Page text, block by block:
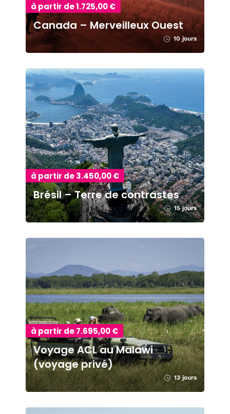
à partir de 1.725,00 €
Canada – Merveilleux Ouest
10 jours
à partir de 3.450,00 €
Brésil – Terre de contrastes
15 jours
à partir de 7.695,00 €
Voyage ACL au Malawi
(voyage privé)
13 jours